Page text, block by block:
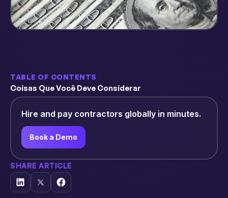
TABLE OF CONTENTS
Coisas Que Você Deve Considerar
Hire and pay contractors globally in minutes.
Book a Demo
SHARE ARTICLE